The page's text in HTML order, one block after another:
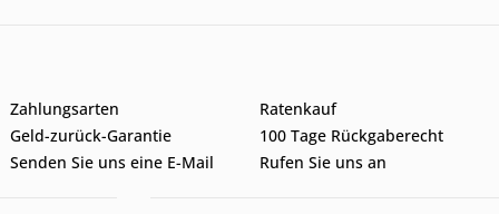
Zahlungsarten
Ratenkauf
Geld-zurück-Garantie
100 Tage Rückgaberecht
Senden Sie uns eine E-Mail
Rufen Sie uns an